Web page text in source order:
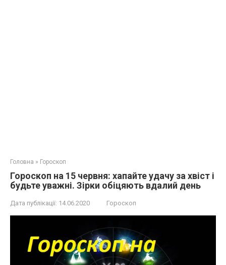
Головна » Гороскоп
Гороскоп на 15 червня: хапайте удачу за хвіст і
будьте уважні. Зірки обіцяють вдалий день
Дата публікації: 14.06.2020 Гороскоп